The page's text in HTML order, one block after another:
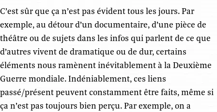
C’est sûr que ça n’est pas évident tous les jours. Par
exemple, au détour d’un documentaire, d’une pièce de
théâtre ou de sujets dans les infos qui parlent de ce que
d’autres vivent de dramatique ou de dur, certains
éléments nous ramènent inévitablement à la Deuxième
Guerre mondiale. Indéniablement, ces liens
passé/présent peuvent constamment être faits, même si
ça n’est pas toujours bien perçu. Par exemple, on a